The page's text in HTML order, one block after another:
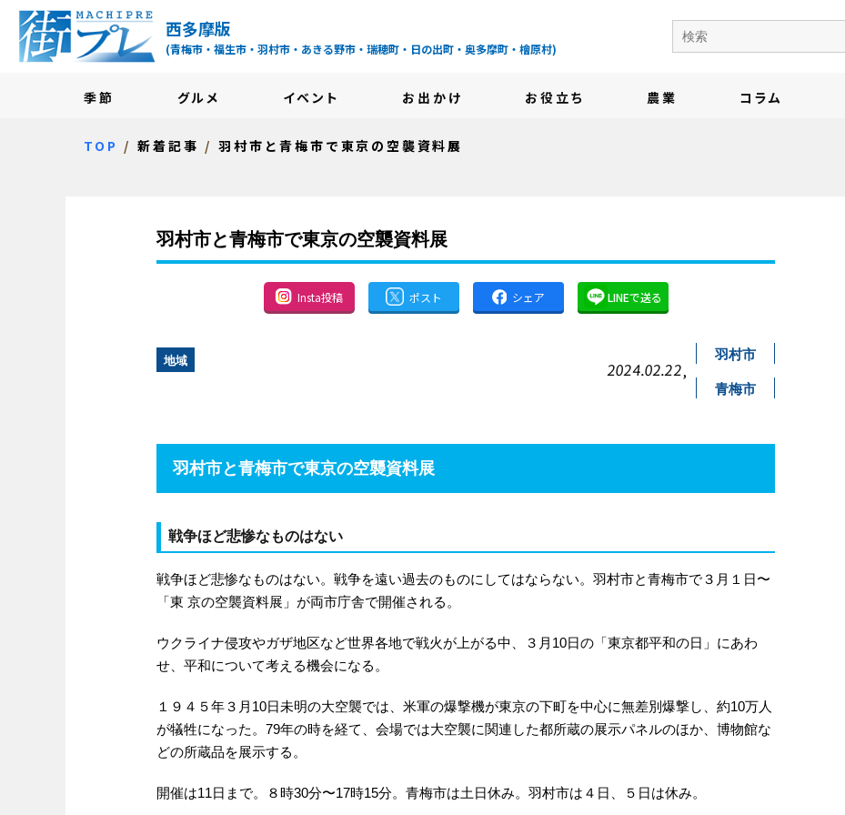
街プレ -東京・西多摩の地域情報サイト-
西多摩版
(青梅市・福生市・羽村市・あきる野市・瑞穂町・日の出町・奥多摩町・檜原村)
季節 グルメ イベント お出かけ お役立ち 農業 コラム
TOP 新着記事 羽村市と青梅市で東京の空襲資料展
羽村市と青梅市で東京の空襲資料展
Insta投稿 ポスト シェア LINEで送る
地域 2024.02.22
羽村市
,
青梅市
羽村市と青梅市で東京の空襲資料展
戦争ほど悲惨なものはない
戦争ほど悲惨なものはない。戦争を遠い過去のものにしてはならない。羽村市と青梅市で３月１日〜
「東 京の空襲資料展」が両市庁舎で開催される。
ウクライナ侵攻やガザ地区など世界各地で戦火が上がる中、３月10日の「東京都平和の日」にあわ
せ、平和について考える機会になる。
１９４５年３月10日未明の大空襲では、米軍の爆撃機が東京の下町を中心に無差別爆撃し、約10万人
が犠牲になった。79年の時を経て、会場では大空襲に関連した都所蔵の展示パネルのほか、博物館な
どの所蔵品を展示する。
開催は11日まで。８時30分〜17時15分。青梅市は土日休み。羽村市は４日、５日は休み。